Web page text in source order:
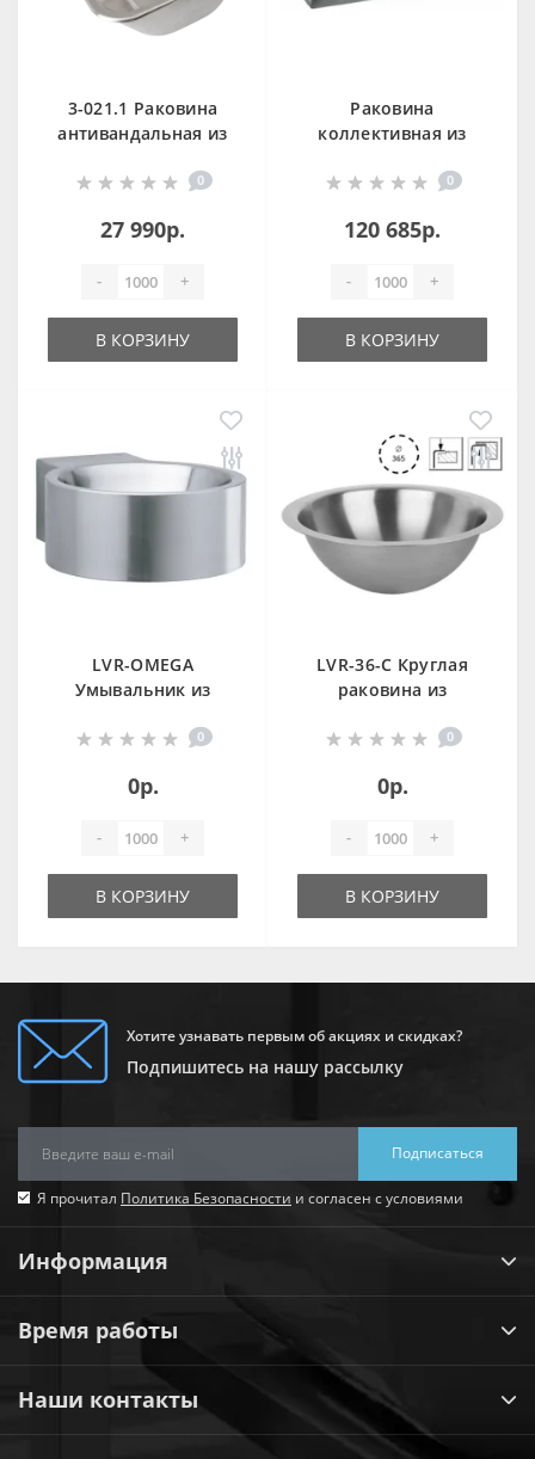
3-021.1 Раковина
антивандальная из
стали OCEANUS
0
27 990р.
- +
В КОРЗИНУ
Раковина
коллективная из
стали со стенкой
0
120 685р.
- +
В КОРЗИНУ
LVR-OMEGA
Умывальник из
стали
0
0р.
- +
В КОРЗИНУ
LVR-36-C Круглая
раковина из
стали
0
0р.
- +
В КОРЗИНУ
Хотите узнавать первым об акциях и скидках?
Подпишитесь на нашу рассылку
Подписаться
Я прочитал Политика Безопасности и согласен с условиями
Информация
Время работы
Наши контакты